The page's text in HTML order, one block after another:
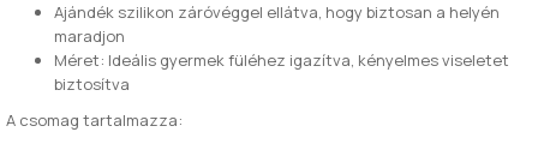
Ajándék szilikon záróvéggel ellátva, hogy biztosan a helyén
maradjon
Méret: Ideális gyermek füléhez igazítva, kényelmes viseletet
biztosítva
A csomag tartalmazza: